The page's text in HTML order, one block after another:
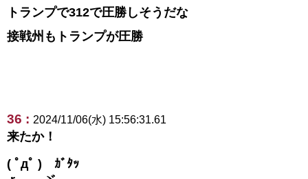
トランプで312で圧勝しそうだな
接戦州もトランプが圧勝
36 : 2024/11/06(水) 15:56:31.61
来たか！
( ﾟдﾟ ) ｶﾞﾀｯ